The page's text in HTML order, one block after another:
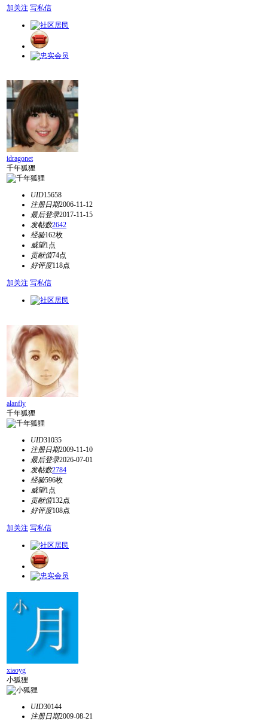
加关注 写私信
idragonet
千年狐狸
UID15658
注册日期2006-11-12
最后登录2017-11-15
发帖数2642
经验162枚
威望1点
贡献值74点
好评度118点
加关注 写私信
alanfly
千年狐狸
UID31035
注册日期2009-11-10
最后登录2026-07-01
发帖数2784
经验596枚
威望1点
贡献值132点
好评度108点
加关注 写私信
xiaoyg
小狐狸
UID30144
注册日期2009-08-21